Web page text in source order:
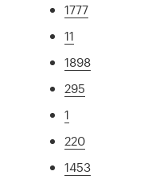
1777
11
1898
295
1
220
1453